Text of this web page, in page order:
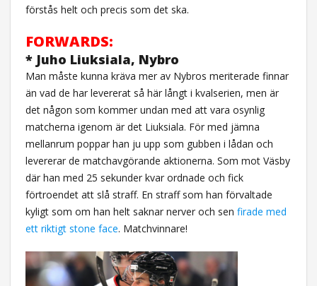
förstås helt och precis som det ska.
FORWARDS:
* Juho Liuksiala, Nybro
Man måste kunna kräva mer av Nybros meriterade finnar
än vad de har levererat så här långt i kvalserien, men är
det någon som kommer undan med att vara osynlig
matcherna igenom är det Liuksiala. För med jämna
mellanrum poppar han ju upp som gubben i lådan och
levererar de matchavgörande aktionerna. Som mot Väsby
där han med 25 sekunder kvar ordnade och fick
förtroendet att slå straff. En straff som han förvaltade
kyligt som om han helt saknar nerver och sen firade med
ett riktigt stone face. Matchvinnare!